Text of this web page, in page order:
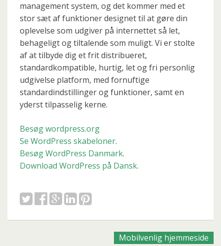
management system, ogdet kommer med et
storsæt affunktioner designet til at gøre din
oplevelse som udgiver på internettetså let,
behageligtog tiltalende som muligt. Vi erstolte
af at tilbyde digetfrit distribueret,
standardkompatible, hurtig, let og fri personlig
udgivelse platform, med fornuftige
standardindstillingerog funktioner, samten
ydersttilpasselig kerne.
Besøg wordpress.org
Se WordPress skabeloner.
Besøg WordPress Danmark.
Download WordPress på Dansk.
Mobilvenlig hjemmeside